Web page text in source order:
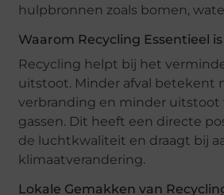
hulpbronnen zoals bomen,
Waarom Recycling Essentieel is
Recycling helpt bij het
uitstoot. Minder afval betekent
verbranding en minder uitstoot
gassen. Dit heeft een directe
de luchtkwaliteit en draagt bij
klimaatverandering.
Lokale Gemakken van